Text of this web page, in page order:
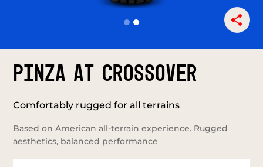
PINZA AT CROSSOVER
Comfortably rugged for all terrains
Based on American all-terrain experience. Rugged
aesthetics, balanced performance